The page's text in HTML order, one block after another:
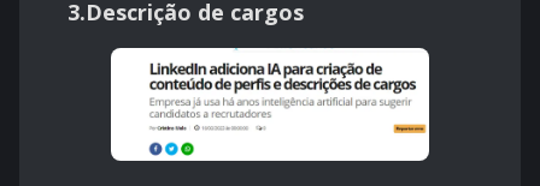
3.Descrição de cargos